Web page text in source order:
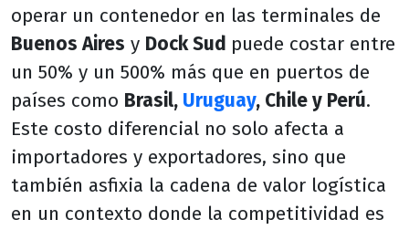
operar un contenedor en las terminales de
Buenos Aires y Dock Sud puede costar entre
un 50% y un 500% más que en puertos de
países como Brasil, Uruguay, Chile y Perú.
Este costo diferencial no solo afecta a
importadores y exportadores, sino que
también asfixia la cadena de valor logística
en un contexto donde la competitividad es